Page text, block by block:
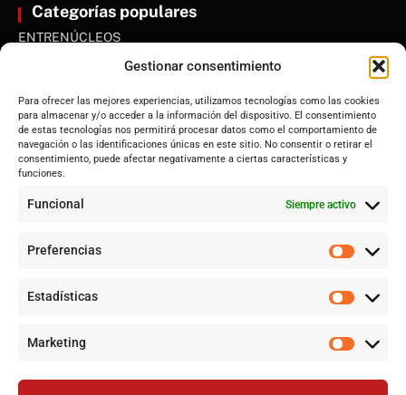
Gestionar consentimiento
Para ofrecer las mejores experiencias, utilizamos tecnologías como las cookies
para almacenar y/o acceder a la información del dispositivo. El consentimiento
de estas tecnologías nos permitirá procesar datos como el comportamiento de
navegación o las identificaciones únicas en este sitio. No consentir o retirar el
consentimiento, puede afectar negativamente a ciertas características y
funciones.
Funcional Siempre activo
Preferencias
Estadísticas
Marketing
Categorías populares
ENTRENÚCLEOS
Andalucía
Internacional
Tecnología
Sociedad
Jujutsu Kaisen: El Shōnen que decidió evolucionar sin perder su